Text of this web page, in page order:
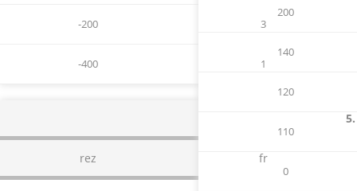
-200 3
-400 1
5.
rez fr
200
140
120
110
0